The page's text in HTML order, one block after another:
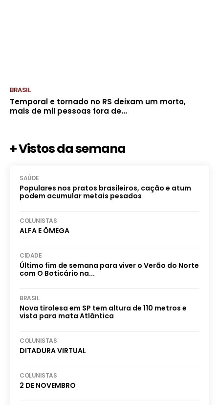
BRASIL
Temporal e tornado no RS deixam um morto,
mais de mil pessoas fora de...
+ Vistos da semana
SAÚDE
Populares nos pratos brasileiros, cação e atum
podem acumular metais pesados
COLUNISTAS
ALFA E ÔMEGA
CIDADE
Último fim de semana para viver o Verão do Norte
com O Boticário na...
BRASIL
Nova tirolesa em SP tem altura de 110 metros e
vista para mata Atlântica
COLUNISTAS
DITADURA VIRTUAL
COLUNISTAS
2 DE NOVEMBRO